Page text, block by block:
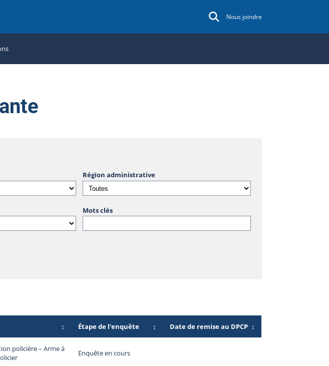
Nous joindre
Région administrative
Mots clés
↕ Étape de l'enquête ↕ Date de remise au DPCP ↕
policière – Arme à
Enquête en cours